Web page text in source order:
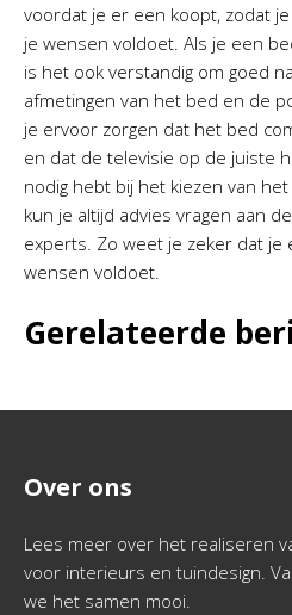
voordat je er een koopt, zodat
je wensen voldoet. Als je een
is het ook verstandig om goed
afmetingen van het bed en de
je ervoor zorgen dat het bed
en dat de televisie op de juiste
nodig hebt bij het kiezen van
kun je altijd advies vragen aan
experts. Zo weet je zeker dat je
wensen voldoet.
Gerelateerde
Over ons
Lees meer over het realiseren
voor interieurs en tuindesign.
we het samen mooi.